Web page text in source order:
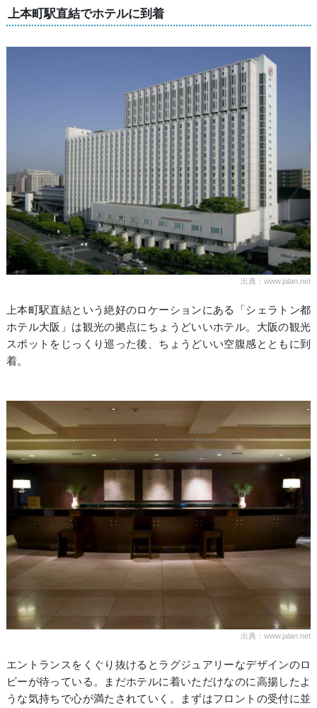
上本町駅直結でホテルに到着
出典：www.jalan.net
上本町駅直結という絶好のロケーションにある「シェラトン都
ホテル大阪」は観光の拠点にちょうどいいホテル。大阪の観光
スポットをじっくり巡った後、ちょうどいい空腹感とともに到
着。
出典：www.jalan.net
エントランスをくぐり抜けるとラグジュアリーなデザインのロ
ビーが待っている。まだホテルに着いただけなのに高揚したよ
うな気持ちで心が満たされていく。まずはフロントの受付に並